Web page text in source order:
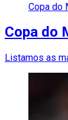
Copa do
Copa do
Listamos as